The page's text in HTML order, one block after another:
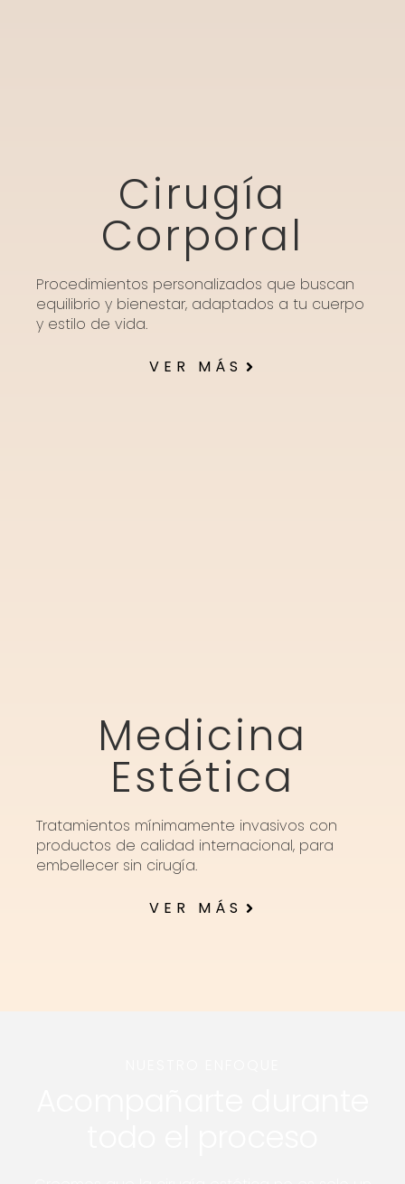
Cirugía
Corporal
Procedimientos personalizados que buscan
equilibrio y bienestar, adaptados a tu cuerpo
y estilo de vida.
VER MÁS
Medicina
Estética
Tratamientos mínimamente invasivos con
productos de calidad internacional, para
embellecer sin cirugía.
VER MÁS